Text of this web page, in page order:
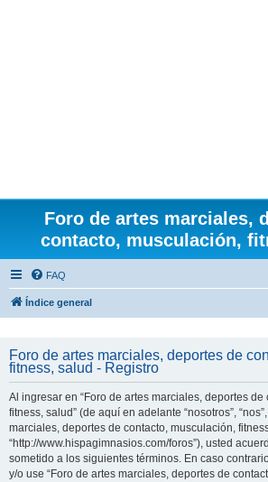
Foro de artes marciales,
contacto, musculación,
FAQ
Índice general
Foro de artes marciales, deportes de
fitness, salud - Registro
Al ingresar en “Foro de artes marciales, deportes
fitness, salud” (de aquí en adelante “nosotros”,
marciales, deportes de contacto, musculación,
“http://www.hispagimnasios.com/foros”), usted
sometido a los siguientes términos. En caso
y/o use “Foro de artes marciales, deportes de